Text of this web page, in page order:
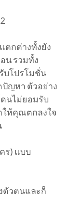
ตกต่างทั้งยัง
น รวมทั้ง
บโปรโมชั่น
ญหา ตัวอย่าง
นไม่ยอมรับ
ให้คุณตกลงใจ
ร) แบบ
ตัวตนและก็